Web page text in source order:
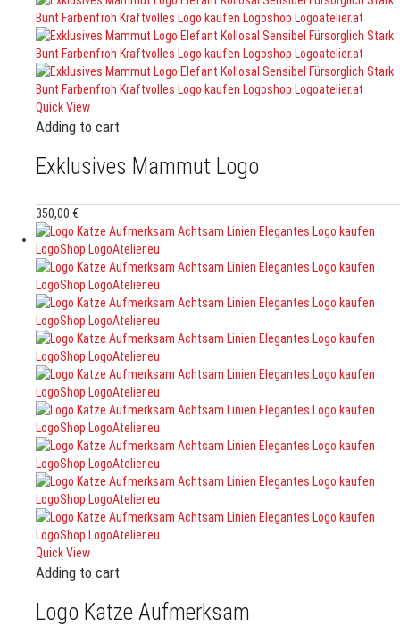
Quick View
Adding to cart
Exklusives Mammut Logo
350,00 €
Quick View
Adding to cart
Logo Katze Aufmerksam